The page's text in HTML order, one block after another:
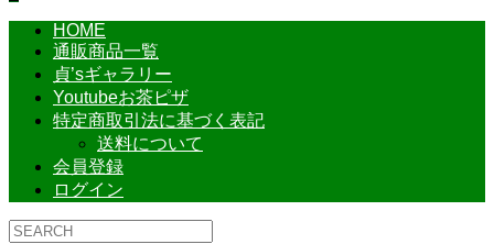
HOME
通販商品一覧
貞’sギャラリー
Youtubeお茶ピザ
特定商取引法に基づく表記
送料について
会員登録
ログイン